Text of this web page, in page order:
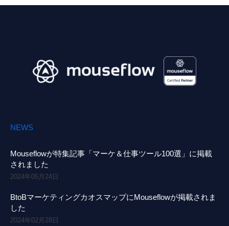
NEWS
Mouseflowが特集記事「マーケ＆仕事ツール100選」に掲載
されました
2024年05月24日
BtoBマーケティングカオスマップにMouseflowが掲載されま
した
2024年02月28日